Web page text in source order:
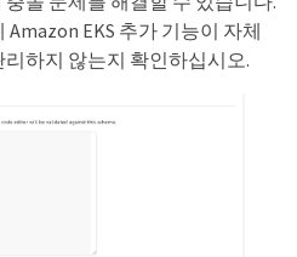
EKS 추가 기능이 자체
하지 않는지 확인하십시오.